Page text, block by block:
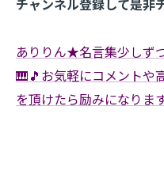
チャンネル登録して是非
ありりん★名言集少しず
🎹🎵お気軽にコメントや
を頂けたら励みになりま